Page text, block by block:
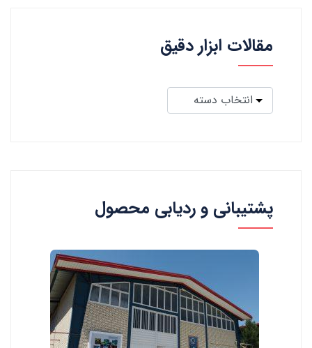
مقالات ابزار دقیق
پشتیبانی و ردیابی محصول